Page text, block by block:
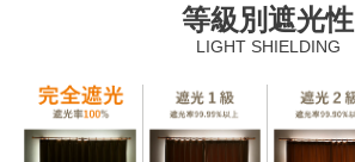
等級別遮光性
LIGHT SHIELDING